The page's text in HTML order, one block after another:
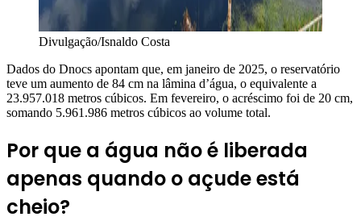
Divulgação/Isnaldo Costa
Dados do Dnocs apontam que, em janeiro de 2025, o reservatório
teve um aumento de 84 cm na lâmina d’água, o equivalente a
23.957.018 metros cúbicos. Em fevereiro, o acréscimo foi de 20 cm,
somando 5.961.986 metros cúbicos ao volume total.
Por que a água não é liberada
apenas quando o açude está
cheio?